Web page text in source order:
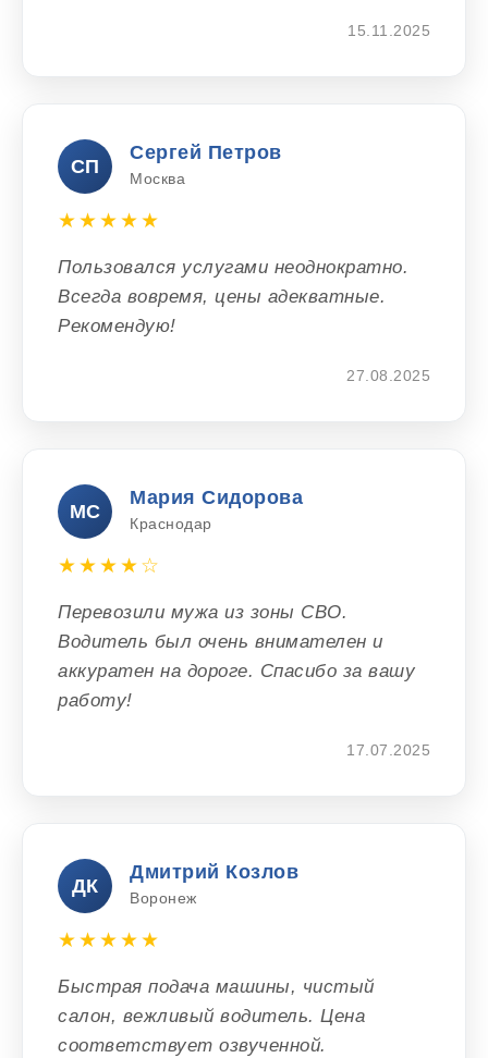
15.11.2025
СП
Сергей Петров
Москва
★★★★★
Пользовался услугами неоднократно.
Всегда вовремя, цены адекватные.
Рекомендую!
27.08.2025
МС
Мария Сидорова
Краснодар
★★★★☆
Перевозили мужа из зоны СВО.
Водитель был очень внимателен и
аккуратен на дороге. Спасибо за вашу
работу!
17.07.2025
ДК
Дмитрий Козлов
Воронеж
★★★★★
Быстрая подача машины, чистый
салон, вежливый водитель. Цена
соответствует озвученной.